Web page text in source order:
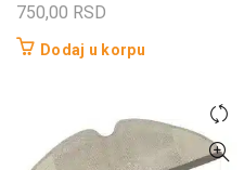
750,00 RSD
Dodaj u korpu